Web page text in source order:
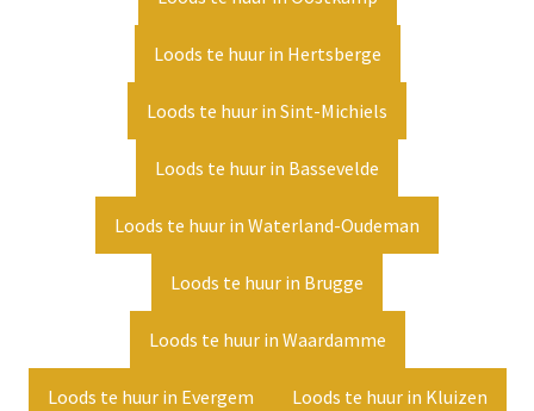
Loods te huur in Hertsberge
Loods te huur in Sint-Michiels
Loods te huur in Bassevelde
Loods te huur in Waterland-Oudeman
Loods te huur in Brugge
Loods te huur in Waardamme
Loods te huur in Evergem Loods te huur in Kluizen